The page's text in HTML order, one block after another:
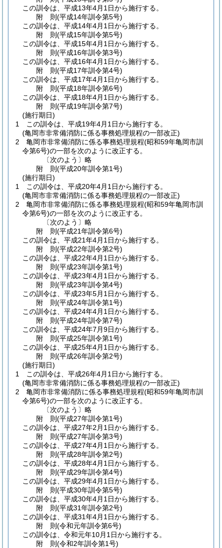
この訓令は、平成13年4月1日から施行する。
附 則(平成14年訓令第5号)
この訓令は、平成14年4月1日から施行する。
附 則(平成15年訓令第5号)
この訓令は、平成15年4月1日から施行する。
附 則(平成16年訓令第3号)
この訓令は、平成16年4月1日から施行する。
附 則(平成17年訓令第4号)
この訓令は、平成17年4月1日から施行する。
附 則(平成18年訓令第6号)
この訓令は、平成18年4月1日から施行する。
附 則(平成19年訓令第7号)
(施行期日)
1
この訓令は、平成19年4月1日から施行する。
(亀岡市非常備消防に係る事務処理規程の一部改正)
2
亀岡市非常備消防に係る事務処理規程(昭和59年亀岡市訓
令第6号)の一部を次のように改正する。
〔次のよう〕略
附 則(平成20年訓令第1号)
(施行期日)
1
この訓令は、平成20年4月1日から施行する。
(亀岡市非常備消防に係る事務処理規程の一部改正)
2
亀岡市非常備消防に係る事務処理規程(昭和59年亀岡市訓
令第6号)の一部を次のように改正する。
〔次のよう〕略
附 則(平成21年訓令第6号)
この訓令は、平成21年4月1日から施行する。
附 則(平成22年訓令第2号)
この訓令は、平成22年4月1日から施行する。
附 則(平成23年訓令第1号)
この訓令は、平成23年4月1日から施行する。
附 則(平成23年訓令第4号)
この訓令は、平成23年5月1日から施行する。
附 則(平成24年訓令第1号)
この訓令は、平成24年4月1日から施行する。
附 則(平成24年訓令第7号)
この訓令は、平成24年7月9日から施行する。
附 則(平成25年訓令第1号)
この訓令は、平成25年4月1日から施行する。
附 則(平成26年訓令第2号)
(施行期日)
1
この訓令は、平成26年4月1日から施行する。
(亀岡市非常備消防に係る事務処理規程の一部改正)
2
亀岡市非常備消防に係る事務処理規程(昭和59年亀岡市訓
令第6号)の一部を次のように改正する。
〔次のよう〕略
附 則(平成27年訓令第1号)
この訓令は、平成27年2月1日から施行する。
附 則(平成27年訓令第3号)
この訓令は、平成27年4月1日から施行する。
附 則(平成28年訓令第2号)
この訓令は、平成28年4月1日から施行する。
附 則(平成29年訓令第4号)
この訓令は、平成29年4月1日から施行する。
附 則(平成30年訓令第5号)
この訓令は、平成30年4月1日から施行する。
附 則(平成31年訓令第2号)
この訓令は、平成31年4月1日から施行する。
附 則(令和元年訓令第6号)
この訓令は、令和元年10月1日から施行する。
附 則(令和2年訓令第1号)